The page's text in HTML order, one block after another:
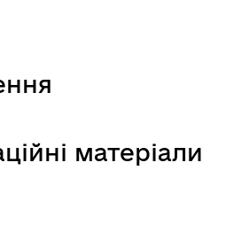
матеріали